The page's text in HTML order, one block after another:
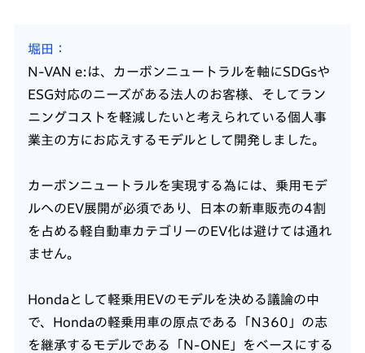
堀田
N-VAN e:は、カーボンニュートラルを軸にSDGsや
ESG対応のニーズがある法人のお客様、そしてラン
ニングコストを軽減したいと考えられている個人事
業主の方にお応えするモデルとして開発しました。
カーボンニュートラルを実現する為には、乗用モデ
ルへのEV展開が必須であり、日本の新車販売の4割
を占める軽自動車カテゴリーのEV化は避けては通れ
ません。
Hondaとして軽乗用EVのモデルを決める議論の中
で、Hondaの軽乗用車の原点である「N360」の志
を継承するモデルである「N-ONE」をベースにする